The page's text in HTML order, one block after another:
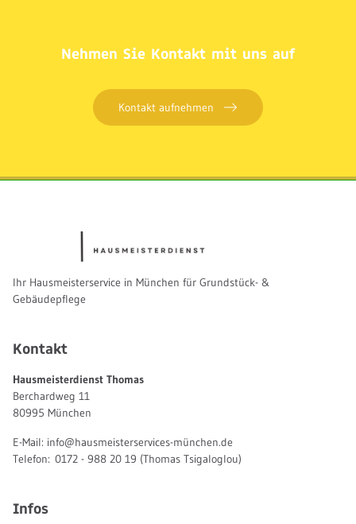
Nehmen Sie Kontakt mit uns auf
Kontakt aufnehmen
Ihr Hausmeisterservice in München für Grundstück- &
Gebäudepflege
Kontakt
Hausmeisterdienst Thomas
Berchardweg 11
80995 München
E-Mail: info@hausmeisterservices-münchen.de
Telefon: 0172 - 988 20 19 (Thomas Tsigaloglou)
Infos